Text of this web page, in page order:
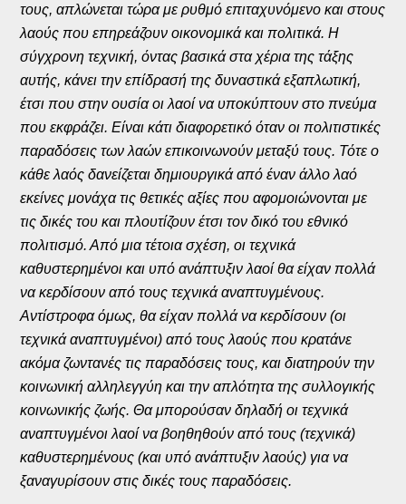
τους, απλώνεται τώρα με ρυθμό επιταχυνόμενο και στους
λαούς που επηρεάζουν οικονομικά και πολιτικά. Η
σύγχρονη τεχνική, όντας βασικά στα χέρια της τάξης
αυτής, κάνει την επίδρασή της δυναστικά εξαπλωτική,
έτσι που στην ουσία οι λαοί να υποκύπτουν στο πνεύμα
που εκφράζει. Είναι κάτι διαφορετικό όταν οι πολιτιστικές
παραδόσεις των λαών επικοινωνούν μεταξύ τους. Τότε ο
κάθε λαός δανείζεται δημιουργικά από έναν άλλο λαό
εκείνες μονάχα τις θετικές αξίες που αφομοιώνονται με
τις δικές του και πλουτίζουν έτσι τον δικό του εθνικό
πολιτισμό. Από μια τέτοια σχέση, οι τεχνικά
καθυστερημένοι και υπό ανάπτυξιν λαοί θα είχαν πολλά
να κερδίσουν από τους τεχνικά αναπτυγμένους.
Αντίστροφα όμως, θα είχαν πολλά να κερδίσουν (οι
τεχνικά αναπτυγμένοι) από τους λαούς που κρατάνε
ακόμα ζωντανές τις παραδόσεις τους, και διατηρούν την
κοινωνική αλληλεγγύη και την απλότητα της συλλογικής
κοινωνικής ζωής. Θα μπορούσαν δηλαδή οι τεχνικά
αναπτυγμένοι λαοί να βοηθηθούν από τους (τεχνικά)
καθυστερημένους (και υπό ανάπτυξιν λαούς) για να
ξαναγυρίσουν στις δικές τους παραδόσεις.